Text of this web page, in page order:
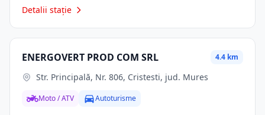
Detalii stație
ENERGOVERT PROD COM SRL 4.4 km
Str. Principală, Nr. 806, Cristesti, jud. Mures
Moto / ATV Autoturisme